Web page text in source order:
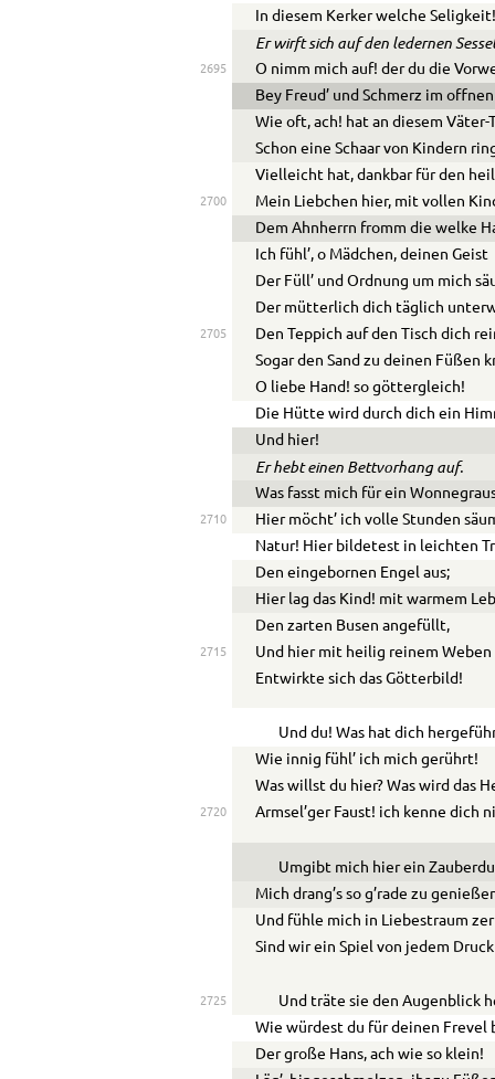
In diesem Kerker welche
Er wirft sich auf den ledernen
2695
O nimm mich auf! der du die
Bey Freud’ und Schmerz im
Wie oft, ach! hat an diesem Väter-
Schon eine Schaar von Kindern
Vielleicht hat, dankbar für den
2700
Mein Liebchen hier, mit vollen
Dem Ahnherrn fromm die welke
Ich fühl’, o Mädchen, deinen Geist
Der Füll’ und Ordnung um mich
Der mütterlich dich täglich
2705
Den Teppich auf den Tisch dich
Sogar den Sand zu deinen Füßen
O liebe Hand! so göttergleich!
Die Hütte wird durch dich ein
Und hier!
Er hebt einen Bettvorhang auf.
Was fasst mich für ein
2710
Hier möcht’ ich volle Stunden
Natur! Hier bildetest in leichten
Den eingebornen Engel aus;
Hier lag das Kind! mit warmem
Den zarten Busen angefüllt,
2715
Und hier mit heilig reinem Weben
Entwirkte sich das Götterbild!
Und du! Was hat dich
Wie innig fühl’ ich mich gerührt!
Was willst du hier? Was wird das
2720 Armsel’ger Faust! ich kenne dich
Umgibt mich hier ein
Mich drang’s so g’rade zu
Und fühle mich in Liebestraum
Sind wir ein Spiel von jedem
2725
Und träte sie den Augenblick
Wie würdest du für deinen Frevel
Der große Hans, ach wie so klein!